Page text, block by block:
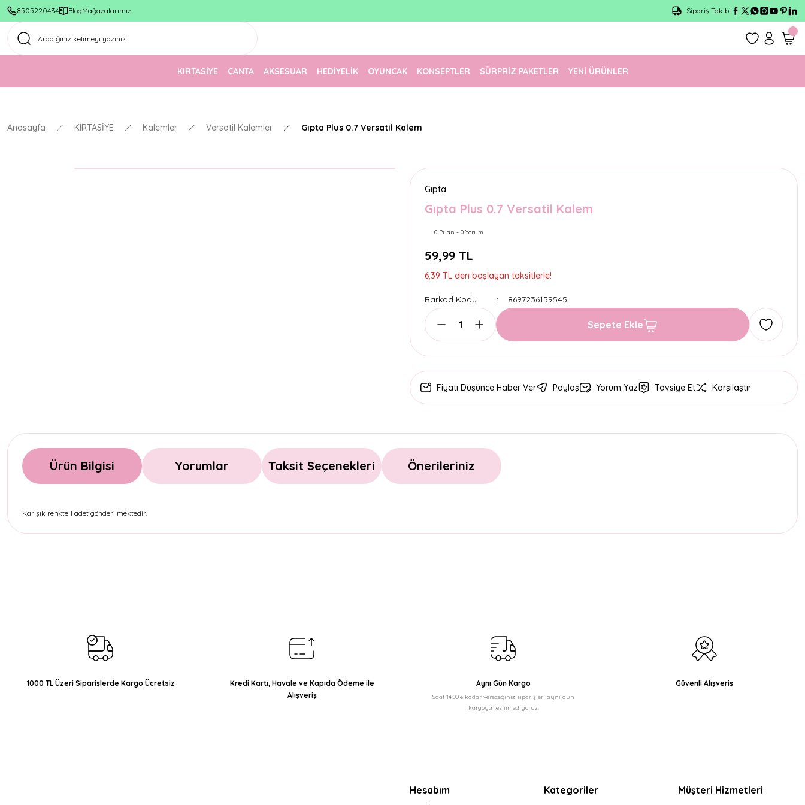
8505220434 BlogMağazalarımız
1500 TL Üzeri Ücretsiz Kargo
Sipariş Takibi
KIRTASİYE ÇANTA AKSESUAR HEDİYELİK OYUNCAK KONSEPTLER SÜRPRİZ PAKETLER YENİ ÜRÜNLER
Anasayfa KIRTASİYE Kalemler Versatil Kalemler Gıpta Plus 0.7 Versatil Kalem
Gıpta
Gıpta Plus 0.7 Versatil Kalem
0 Puan - 0 Yorum
59,99 TL
6,39 TL den başlayan taksitlerle!
Barkod Kodu 8697236159545
Sepete Ekle
Fiyatı Düşünce Haber Ver Paylaş Yorum Yaz Tavsiye Et Karşılaştır
Ürün Bilgisi Yorumlar Taksit Seçenekleri Önerileriniz
Karışık renkte 1 adet gönderilmektedir.
Ürün fiyatı diğer sitelerden daha pahalı.
Bu ürüne benzer farklı alternatifler olmalı.
1000 TL Üzeri Siparişlerde Kargo Ücretsiz
Kredi Kartı, Havale ve Kapıda Ödeme ile
Alışveriş
Aynı Gün Kargo
Saat 14:00'e kadar vereceğiniz siparişleri aynı gün
kargoya teslim ediyoruz!
Güvenli Alışveriş
Hesabım Kategoriler Müşteri Hizmetleri